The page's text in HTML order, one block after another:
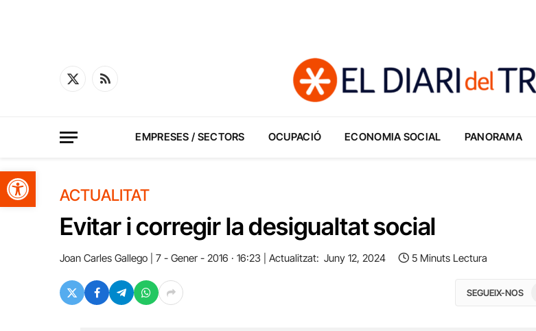
Obre la barra d'eines
X
RSS
EMPRESES / SECTORS OCUPACIÓ ECONOMIA SOCIAL PANORAMA
ACTUALITAT
Evitar i corregir la desigualtat social
Joan Carles Gallego 7 - Gener - 2016 · 16:23 Actualitzat: Juny 12, 2024 5 Minuts Lectura
SEGUEIX-NOS